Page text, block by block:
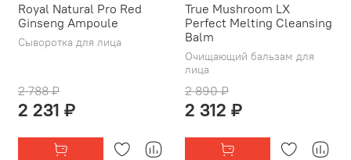
Royal Natural Pro Red
Ginseng Ampoule
Сыворотка для лица
2 788 ₽
2 231 ₽
True Mushroom LX
Perfect Melting Cleansing
Balm
Очищающий бальзам для
лица
2 890 ₽
2 312 ₽